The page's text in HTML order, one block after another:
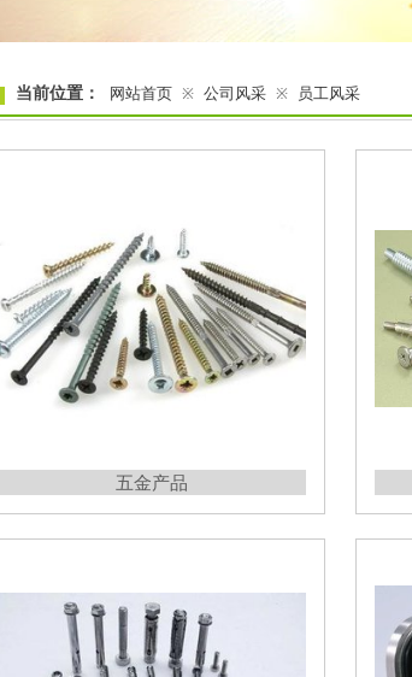
当前位置： 网站首页 ※ 公司风采 ※ 员工风采
五金产品